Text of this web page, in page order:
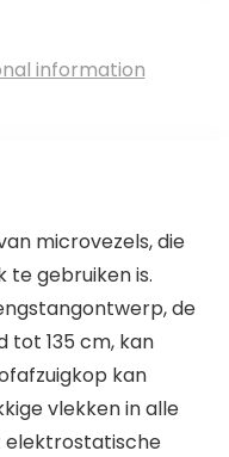
information
microvezels, die
te gebruiken is.
de
tot 135 cm, kan
kan
vlekken in alle
elektrostatische